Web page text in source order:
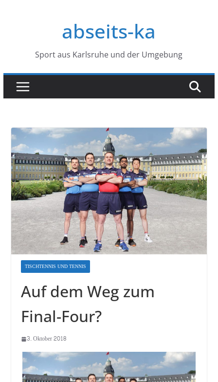
abseits-ka
Sport aus Karlsruhe und der Umgebung
TISCHTENNIS UND TENNIS
Auf dem Weg zum
Final-Four?
3. Oktober 2018